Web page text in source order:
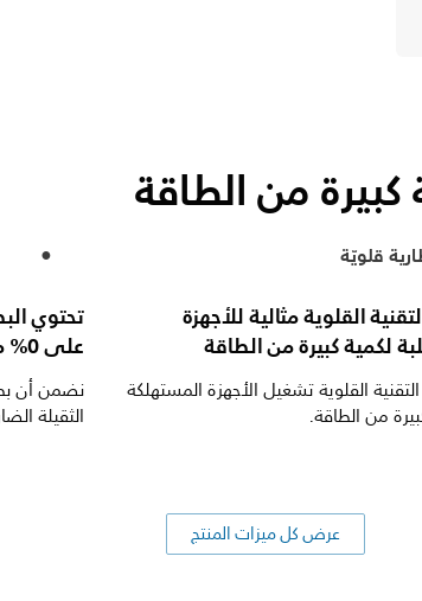
من الطاقة
قلويّة
القلوية مثالية للأجهزة
لكمية كبيرة من الطاقة
القلوية تشغيل الأجهزة المستهلكة
من الطاقة.
على 0% من الكادميوم والزئبق والرصاص
الثقيلة
عرض كل ميزات المنتج